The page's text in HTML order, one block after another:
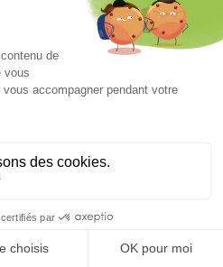
AJOUTER À LA SÉLECTION
Sélectionner ?
AJOUTER À LA SÉLECTION
AJOUTER À LA SÉLECTION
AJOUTER À LA SÉLECTION
Sélectionner ?